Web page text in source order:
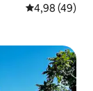
4,98 de uma
4,98 (49)